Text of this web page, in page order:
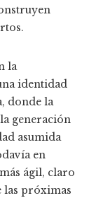
la
identidad
donde la
generación
asumida
en
ágil, claro
las próximas